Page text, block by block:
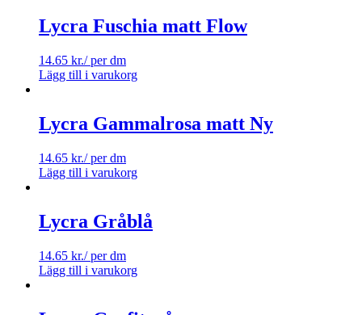
Lycra Fuschia matt Flow
14.65 kr./ per dm
Lägg till i varukorg
Lycra Gammalrosa matt Ny
14.65 kr./ per dm
Lägg till i varukorg
Lycra Gråblå
14.65 kr./ per dm
Lägg till i varukorg